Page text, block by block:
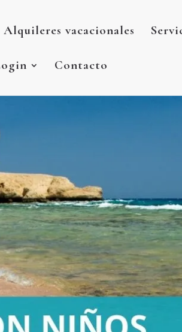
Alquileres vacacionales
Contacto